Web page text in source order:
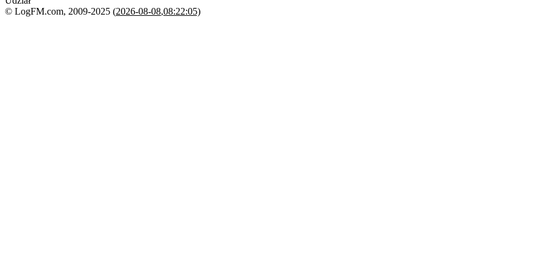
© LogFM.com, 2009-2025 (2026-08-08,08:22:05)